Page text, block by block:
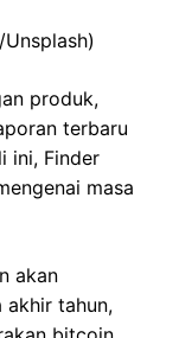
produk,
terbaru
ini, Finder
masa
akan
akhir tahun,